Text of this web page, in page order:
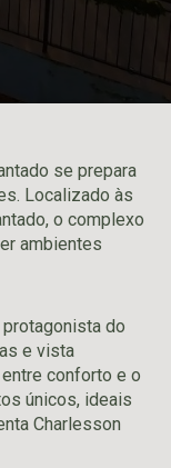
se prepara
Localizado às
o complexo
ambientes
protagonista do
e vista
entre conforto e o
únicos, ideais
Charlesson